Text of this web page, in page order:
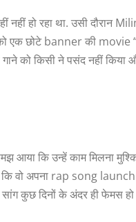
हो रहा था. उसी दौरान
छोटे banner की movie
को किसी ने पसंद नहीं
आया कि उन्हें काम मिलना
कि वो अपना rap song
कुछ दिनों के अंदर ही फेमस